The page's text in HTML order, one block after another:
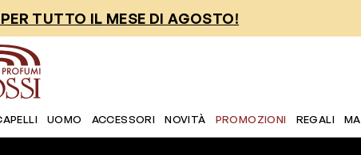
TUTTO IL MESE DI AGOSTO!
UOMO ACCESSORI NOVITÀ PROMOZIONI REGALI